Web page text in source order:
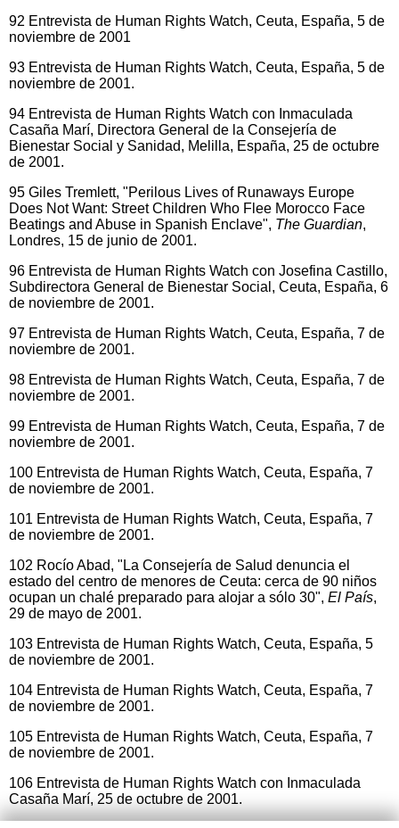
92 Entrevista de Human Rights Watch, Ceuta, España, 5 de
noviembre de 2001
93 Entrevista de Human Rights Watch, Ceuta, España, 5 de
noviembre de 2001.
94 Entrevista de Human Rights Watch con Inmaculada
Casaña Marí, Directora General de la Consejería de
Bienestar Social y Sanidad, Melilla, España, 25 de octubre
de 2001.
95 Giles Tremlett, "Perilous Lives of Runaways Europe
Does Not Want: Street Children Who Flee Morocco Face
Beatings and Abuse in Spanish Enclave", The Guardian,
Londres, 15 de junio de 2001.
96 Entrevista de Human Rights Watch con Josefina Castillo,
Subdirectora General de Bienestar Social, Ceuta, España, 6
de noviembre de 2001.
97 Entrevista de Human Rights Watch, Ceuta, España, 7 de
noviembre de 2001.
98 Entrevista de Human Rights Watch, Ceuta, España, 7 de
noviembre de 2001.
99 Entrevista de Human Rights Watch, Ceuta, España, 7 de
noviembre de 2001.
100 Entrevista de Human Rights Watch, Ceuta, España, 7
de noviembre de 2001.
101 Entrevista de Human Rights Watch, Ceuta, España, 7
de noviembre de 2001.
102 Rocío Abad, "La Consejería de Salud denuncia el
estado del centro de menores de Ceuta: cerca de 90 niños
ocupan un chalé preparado para alojar a sólo 30", El País,
29 de mayo de 2001.
103 Entrevista de Human Rights Watch, Ceuta, España, 5
de noviembre de 2001.
104 Entrevista de Human Rights Watch, Ceuta, España, 7
de noviembre de 2001.
105 Entrevista de Human Rights Watch, Ceuta, España, 7
de noviembre de 2001.
106 Entrevista de Human Rights Watch con Inmaculada
Casaña Marí, 25 de octubre de 2001.